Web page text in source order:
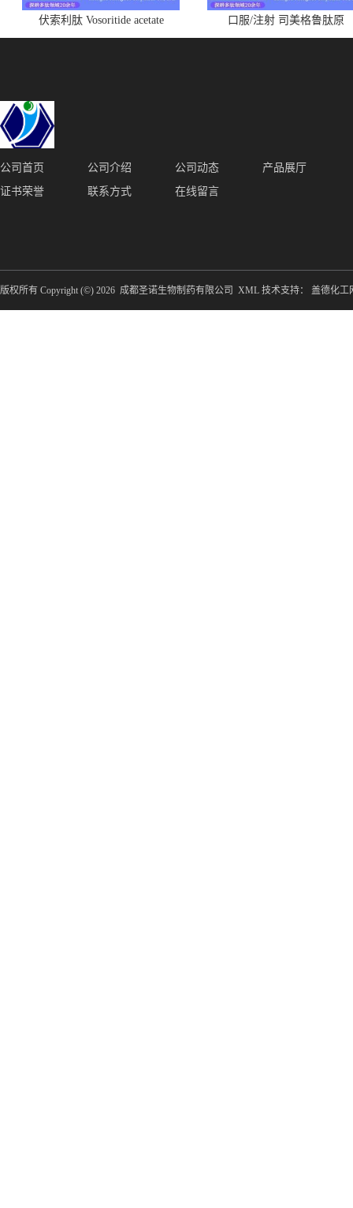
伏索利肽 Vosoritide acetate
1480724-61-5
口服/注射 司美格鲁肽原
料|Semaglutide
公司首页 公司介绍 公司动态
产品展厅
证书荣誉
联系方式 在线留言
版权所有 Copyright (©) 2026 成都圣诺生物制药有限公司 XML 技术支持： 盖德化工